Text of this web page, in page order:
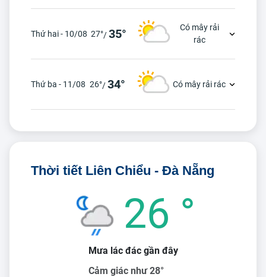
Thứ hai - 10/08 27°/35°
Có mây rải
rác
Thứ ba - 11/08 26°/34° Có mây rải rác
Thời tiết Liên Chiểu - Đà Nẵng
26 °
Mưa lác đác gần đây
Cảm giác như 28°